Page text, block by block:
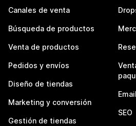
Canales de venta
Búsqueda de productos
Venta de productos
Pedidos y envíos
Diseño de tiendas
Marketing y conversión
Gestión de tiendas
SEO